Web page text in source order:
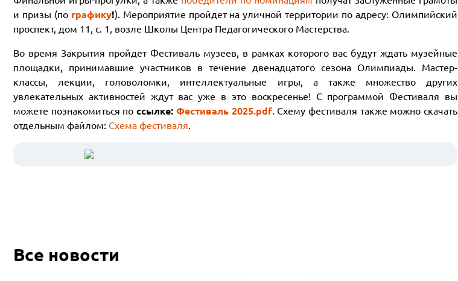
и призы (по графику!). Мероприятие пройдет на уличной территории по адресу: Олимпийский
проспект, дом 11, с. 1, возле Школы Центра Педагогического Мастерства.
Во время Закрытия пройдет Фестиваль музеев, в рамках которого вас будут ждать музейные
площадки, принимавшие участников в течение двенадцатого сезона Олимпиады. Мастер-
классы, лекции, головоломки, интеллектуальные игры, а также множество других
увлекательных активностей ждут вас уже в это воскресенье! С программой Фестиваля вы
можете познакомиться поссылке: Фестиваль 2025.pdf. Схему фестиваля также можно скачать
отдельным файлом: Схема фестиваля
Все новости